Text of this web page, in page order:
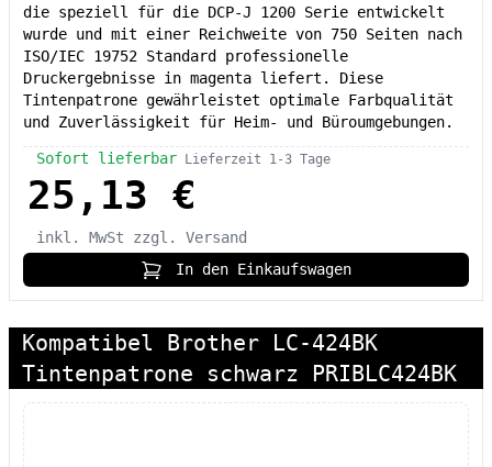
die speziell für die DCP-J 1200 Serie entwickelt
wurde und mit einer Reichweite von 750 Seiten nach
ISO/IEC 19752 Standard professionelle
Druckergebnisse in magenta liefert. Diese
Tintenpatrone gewährleistet optimale Farbqualität
und Zuverlässigkeit für Heim- und Büroumgebungen.
Sofort lieferbar Lieferzeit 1-3 Tage
25,13 €
inkl. MwSt
zzgl. Versand
In den Einkaufswagen
Kompatibel Brother LC-424BK
Tintenpatrone schwarz PRIBLC424BK